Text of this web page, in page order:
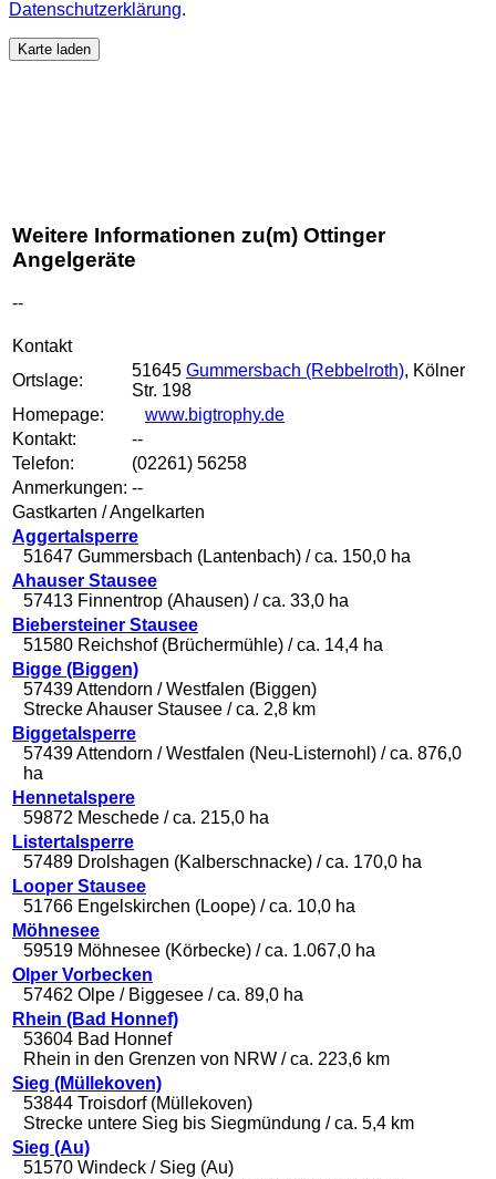
Datenschutzerklärung.
Karte laden
Weitere Informationen zu(m) Ottinger
Angelgeräte
--
Kontakt
Ortslage:
51645 Gummersbach (Rebbelroth), Kölner
Str. 198
Homepage:
www.bigtrophy.de
Kontakt:
--
Telefon:
(02261) 56258
Anmerkungen: --
Gastkarten / Angelkarten
Aggertalsperre
51647 Gummersbach (Lantenbach) / ca. 150,0 ha
Ahauser Stausee
57413 Finnentrop (Ahausen) / ca. 33,0 ha
Biebersteiner Stausee
51580 Reichshof (Brüchermühle) / ca. 14,4 ha
Bigge (Biggen)
57439 Attendorn / Westfalen (Biggen)
Strecke Ahauser Stausee / ca. 2,8 km
Biggetalsperre
57439 Attendorn / Westfalen (Neu-Listernohl) / ca. 876,0
ha
Hennetalspere
59872 Meschede / ca. 215,0 ha
Listertalsperre
57489 Drolshagen (Kalberschnacke) / ca. 170,0 ha
Looper Stausee
51766 Engelskirchen (Loope) / ca. 10,0 ha
Möhnesee
59519 Möhnesee (Körbecke) / ca. 1.067,0 ha
Olper Vorbecken
57462 Olpe / Biggesee / ca. 89,0 ha
Rhein (Bad Honnef)
53604 Bad Honnef
Rhein in den Grenzen von NRW / ca. 223,6 km
Sieg (Müllekoven)
53844 Troisdorf (Müllekoven)
Strecke untere Sieg bis Siegmündung / ca. 5,4 km
Sieg (Au)
51570 Windeck / Sieg (Au)